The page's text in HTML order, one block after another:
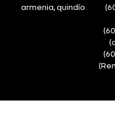
armenia, quindío